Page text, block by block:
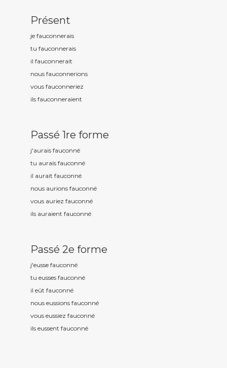
Présent
je fauconnerais
tu fauconnerais
il fauconnerait
nous fauconnerions
vous fauconneriez
ils fauconneraient
Passé 1re forme
j'aurais fauconné
tu aurais fauconné
il aurait fauconné
nous aurions fauconné
vous auriez fauconné
ils auraient fauconné
Passé 2e forme
j'eusse fauconné
tu eusses fauconné
il eût fauconné
nous eussions fauconné
vous eussiez fauconné
ils eussent fauconné